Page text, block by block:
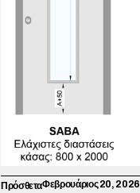
ΠρόσθεταΦεβρουάριος 20, 2026